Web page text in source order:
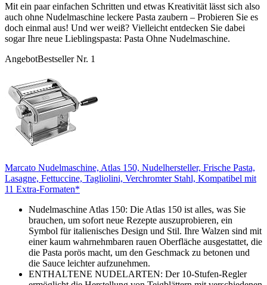
Mit ein paar einfachen Schritten und etwas Kreativität lässt sich also
auch ohne Nudelmaschine leckere Pasta zaubern – Probieren Sie es
doch einmal aus! Und wer weiß? Vielleicht entdecken Sie dabei
sogar Ihre neue Lieblingspasta: Pasta Ohne Nudelmaschine.
AngebotBestseller Nr. 1
Marcato Nudelmaschine, Atlas 150, Nudelhersteller, Frische Pasta,
Lasagne, Fettuccine, Tagliolini, Verchromter Stahl, Kompatibel mit
11 Extra-Formaten*
Nudelmaschine Atlas 150: Die Atlas 150 ist alles, was Sie
brauchen, um sofort neue Rezepte auszuprobieren, ein
Symbol für italienisches Design und Stil. Ihre Walzen sind mit
einer kaum wahrnehmbaren rauen Oberfläche ausgestattet, die
die Pasta porös macht, um den Geschmack zu betonen und
die Sauce leichter aufzunehmen.
ENTHALTENE NUDELARTEN: Der 10-Stufen-Regler